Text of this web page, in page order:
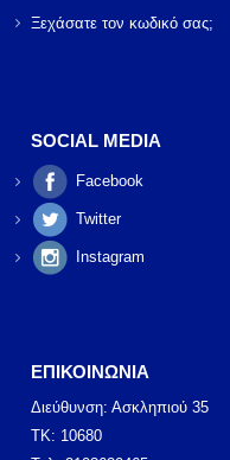
Ξεχάσατε τον κωδικό σας;
SOCIAL MEDIA
Facebook
Twitter
Instagram
ΕΠΙΚΟΙΝΩΝΙΑ
Διεύθυνση: Ασκληπιού 35
ΤΚ: 10680